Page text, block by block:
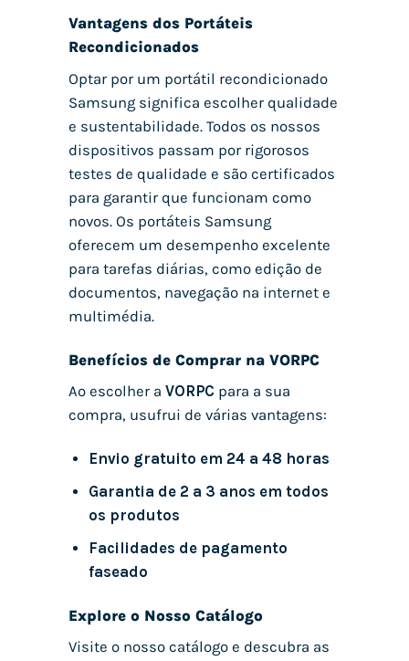
Vantagens dos Portáteis
Recondicionados
Optar por um portátil recondicionado
Samsung significa escolher qualidade
e sustentabilidade. Todos os nossos
dispositivos passam por rigorosos
testes de qualidade e são certificados
para garantir que funcionam como
novos. Os portáteis Samsung
oferecem um desempenho excelente
para tarefas diárias, como edição de
documentos, navegação na internet e
multimédia.
Benefícios de Comprar na VORPC
Ao escolher a VORPC para a sua
compra, usufrui de várias vantagens:
Envio gratuito em 24 a 48 horas
Garantia de 2 a 3 anos em todos
os produtos
Facilidades de pagamento
faseado
Explore o Nosso Catálogo
Visite o nosso catálogo e descubra as